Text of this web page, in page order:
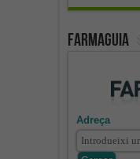
Farmaguia
Adreça